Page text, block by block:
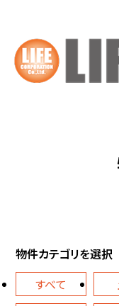
物件カテゴリを選択
すべて